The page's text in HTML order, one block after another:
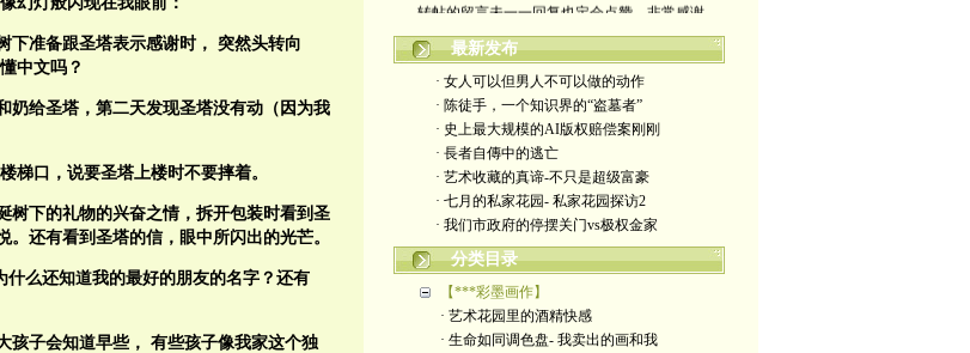
下准备跟圣塔表示感谢时，
突然头转向
中文吗？
奶给圣塔，第二天发现圣塔没有动（因为我
梯口，说要圣塔上楼时不要摔着。
树下的礼物的兴奋之情，拆开包装时看到圣
还有看到圣塔的信，眼中所闪出的光芒。
什么还知道我的最好的朋友的名字？还有
孩子会知道早些， 有些孩子像我家这个独
yimengling53@yahoo.com
有意收藏者请私信我，感谢一贯支持
政治转载不一定代表本人意见
艺术博客：https://yimengl.blog
目录中标注星号的为本人艺术原创
最新发布
· 女人可以但男人不可以做的动作
· 陈徒手，一个知识界的“盗墓者”
· 史上最大规模的AI版权赔偿案刚刚
· 長者自傳中的逃亡
· 艺术收藏的真谛-不只是超级富豪
· 七月的私家花园- 私家花园探访2
· 我们市政府的停摆关门vs极权金家
分类目录
【***彩墨画作】
· 艺术花园里的酒精快感
· 生命如同调色盘- 我卖出的画和我